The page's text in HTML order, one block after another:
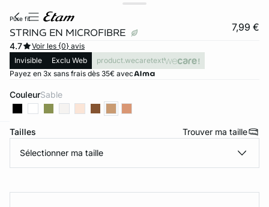
pure fit
STRING EN MICROFIBRE 7,99 €
4.7
Voir les {0} avis
Invisible
Exclu Web
product.wecaretext
Payez en 3x sans frais dès 35€ avec
Couleur sable
Tailles Trouver ma taille
Sélectionner ma taille